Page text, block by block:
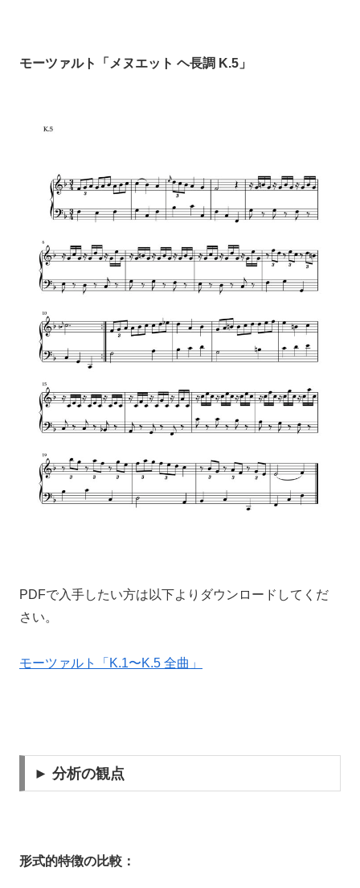
モーツァルト「メヌエット ヘ長調 K.5」
PDFで入手したい方は以下よりダウンロードしてくだ
さい。
モーツァルト「K.1〜K.5 全曲」
► 分析の観点
形式的特徴の比較：